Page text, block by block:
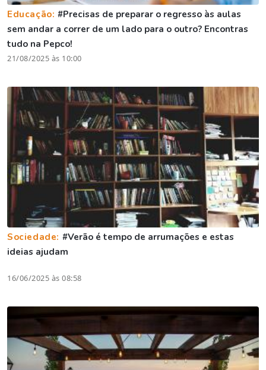
Educação:#Precisas de preparar o regresso às aulas
sem andar a correr de um lado para o outro? Encontras
tudo na Pepco!
21/08/2025 às 10:00
Sociedade: #Verão é tempo de arrumações e estas
ideias ajudam
16/06/2025 às 08:58